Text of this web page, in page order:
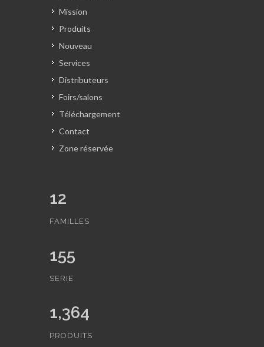
Mission
Produits
Nouveau
Services
Distributeurs
Foirs/salons
Téléchargement
Contact
Zone réservée
12
FAMILLES
155
SERIE
1,364
PRODUITS